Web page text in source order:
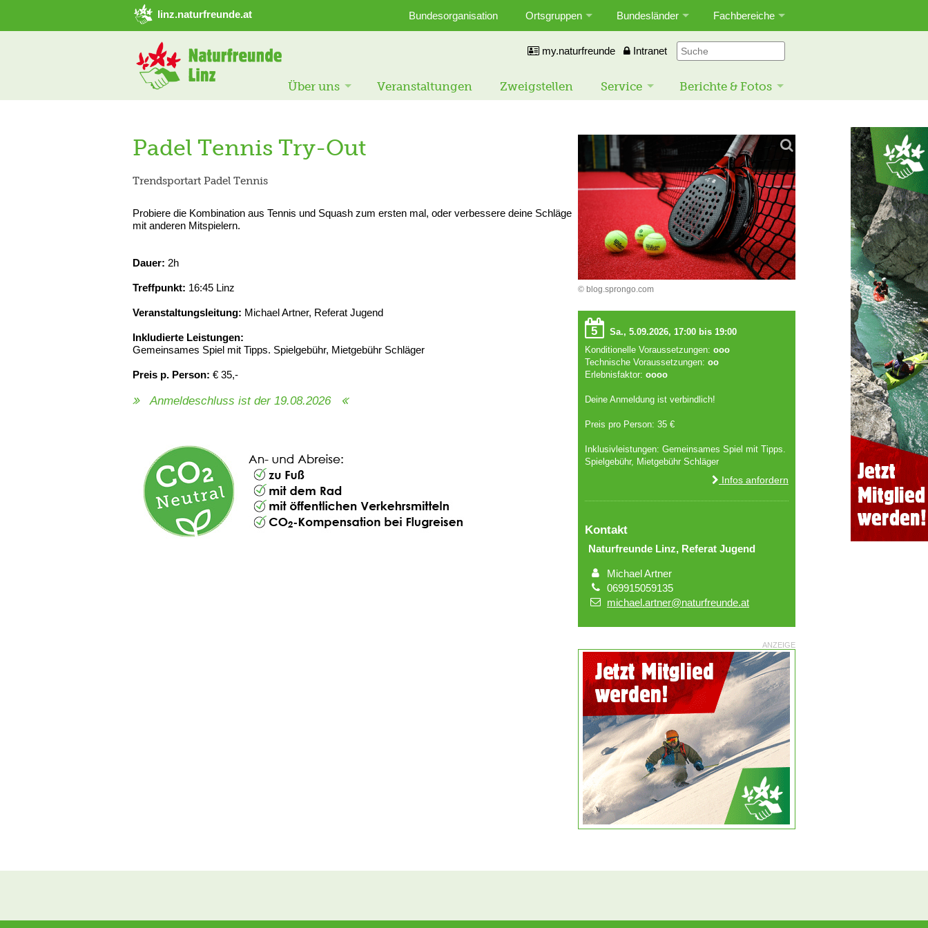
➜ Hauptregion der Seite anspringen
linz.naturfreunde.at Bundesorganisation Ortsgruppen Bundesländer Fachbereiche
my.naturfreunde Intranet
Über uns Veranstaltungen Zweigstellen Service Berichte & Fotos
Padel Tennis Try-Out
Trendsportart Padel Tennis
Probiere die Kombination aus Tennis und Squash zum ersten mal, oder verbessere deine Schläge
mit anderen Mitspielern.
Dauer: 2h
Treffpunkt: 16:45 Linz
Veranstaltungsleitung: Michael Artner, Referat Jugend
Inkludierte Leistungen:
Gemeinsames Spiel mit Tipps. Spielgebühr, Mietgebühr Schläger
Preis p. Person: € 35,-
Anmeldeschluss ist der 19.08.2026
© blog.sprongo.com
5
Sa., 5.09.2026, 17:00 bis 19:00
Konditionelle Voraussetzungen: ooo
Technische Voraussetzungen: oo
Erlebnisfaktor: oooo
Deine Anmeldung ist verbindlich!
Preis pro Person: 35 €
Inklusivleistungen: Gemeinsames Spiel mit Tipps.
Spielgebühr, Mietgebühr Schläger
Infos anfordern
Kontakt
Naturfreunde Linz, Referat Jugend
Michael Artner
069915059135
michael.artner@naturfreunde.at
ANZEIGE